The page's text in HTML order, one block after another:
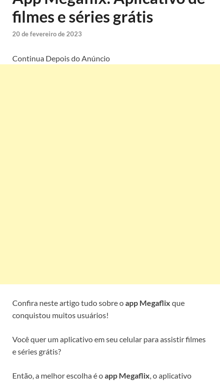
filmes e séries grátis
20 de fevereiro de 2023
Continua Depois do Anúncio
Confira neste artigo tudo sobre oapp Megaflix que
conquistou muitos usuários!
Você quer um aplicativo em seu celular para assistir filmes
e séries grátis?
Então, a melhor escolha é oapp Megaflix, o aplicativo